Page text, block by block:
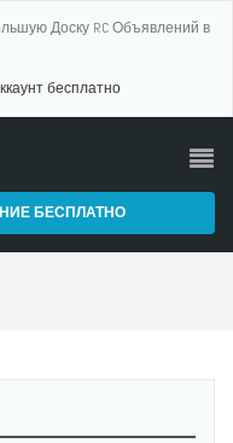
Доску RC Объявлений в
бесплатно
БЕСПЛАТНО